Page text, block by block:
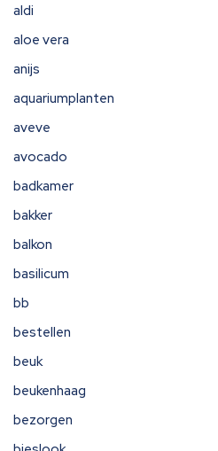
aldi
aloe vera
anijs
aquariumplanten
aveve
avocado
badkamer
bakker
balkon
basilicum
bb
bestellen
beuk
beukenhaag
bezorgen